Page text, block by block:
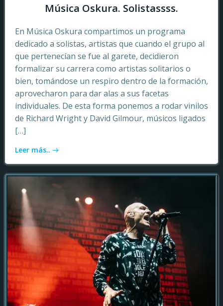
Música Oskura. Solistassss.
En Música Oskura compartimos un programa
dedicado a solistas, artistas que cuando el grupo al
que pertenecían se fue al garete, decidieron
formalizar su carrera como artistas solitarios o
bien, tomándose un respiro dentro de la formación,
aprovecharon para dar alas a sus facetas
individuales. De esta forma ponemos a rodar vinilos
de Richard Wright y David Gilmour, músicos ligados
[…]
Leer más..